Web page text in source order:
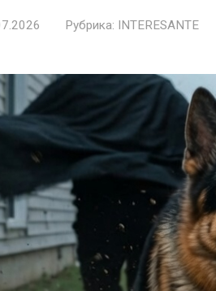
Рубрика: INTERESANTE